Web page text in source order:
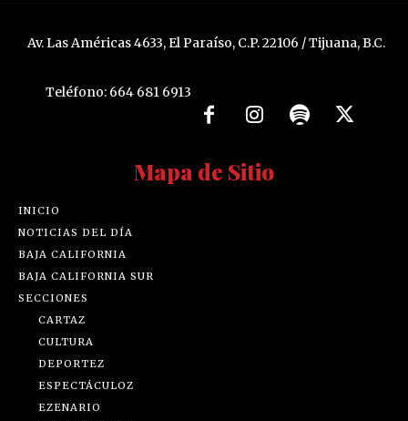
Av. Las Américas 4633, El Paraíso, C.P. 22106 / Tijuana, B.C.
Teléfono: 664 681 6913
Mapa de Sitio
INICIO
NOTICIAS DEL DÍA
BAJA CALIFORNIA
BAJA CALIFORNIA SUR
SECCIONES
CARTAZ
CULTURA
DEPORTEZ
ESPECTÁCULOZ
EZENARIO